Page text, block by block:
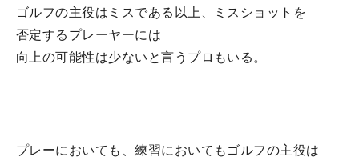
ゴルフの主役はミスである以上、ミスショットを
否定するプレーヤーには
向上の可能性は少ないと言うプロもいる。
プレーにおいても、練習においてもゴルフの主役は